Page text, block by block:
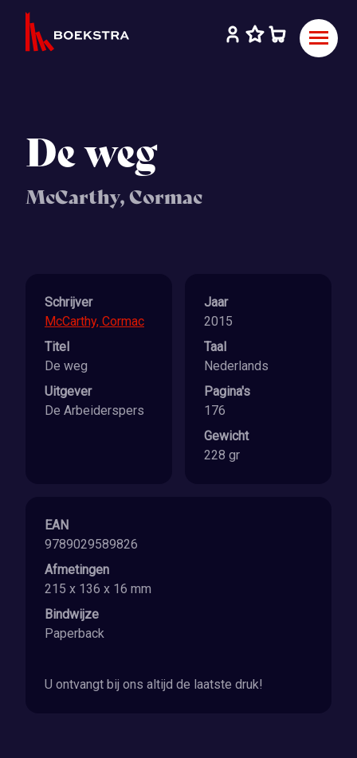
De weg
McCarthy, Cormac
Schrijver
McCarthy, Cormac
Titel
De weg
Uitgever
De Arbeiderspers
Jaar
2015
Taal
Nederlands
Pagina's
176
Gewicht
228 gr
EAN
9789029589826
Afmetingen
215 x 136 x 16 mm
Bindwijze
Paperback
U ontvangt bij ons altijd de laatste druk!